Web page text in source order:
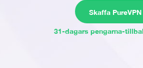
Skaffa PureVPN
31-dagars pengarna-